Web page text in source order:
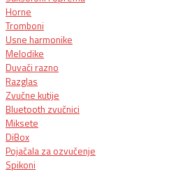
Horne
Tromboni
Usne harmonike
Melodike
Duvači razno
Razglas
Zvučne kutije
Bluetooth zvučnici
Miksete
DiBox
Pojačala za ozvučenje
Spikoni